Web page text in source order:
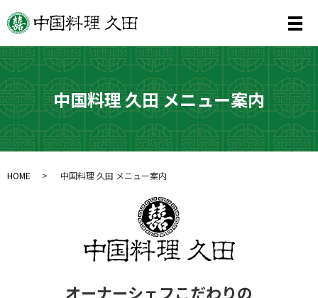
メ
中国料理 久田 メニュー案内
HOME 中国料理 久田 メニュー案内
オーナーシェフこだわりの